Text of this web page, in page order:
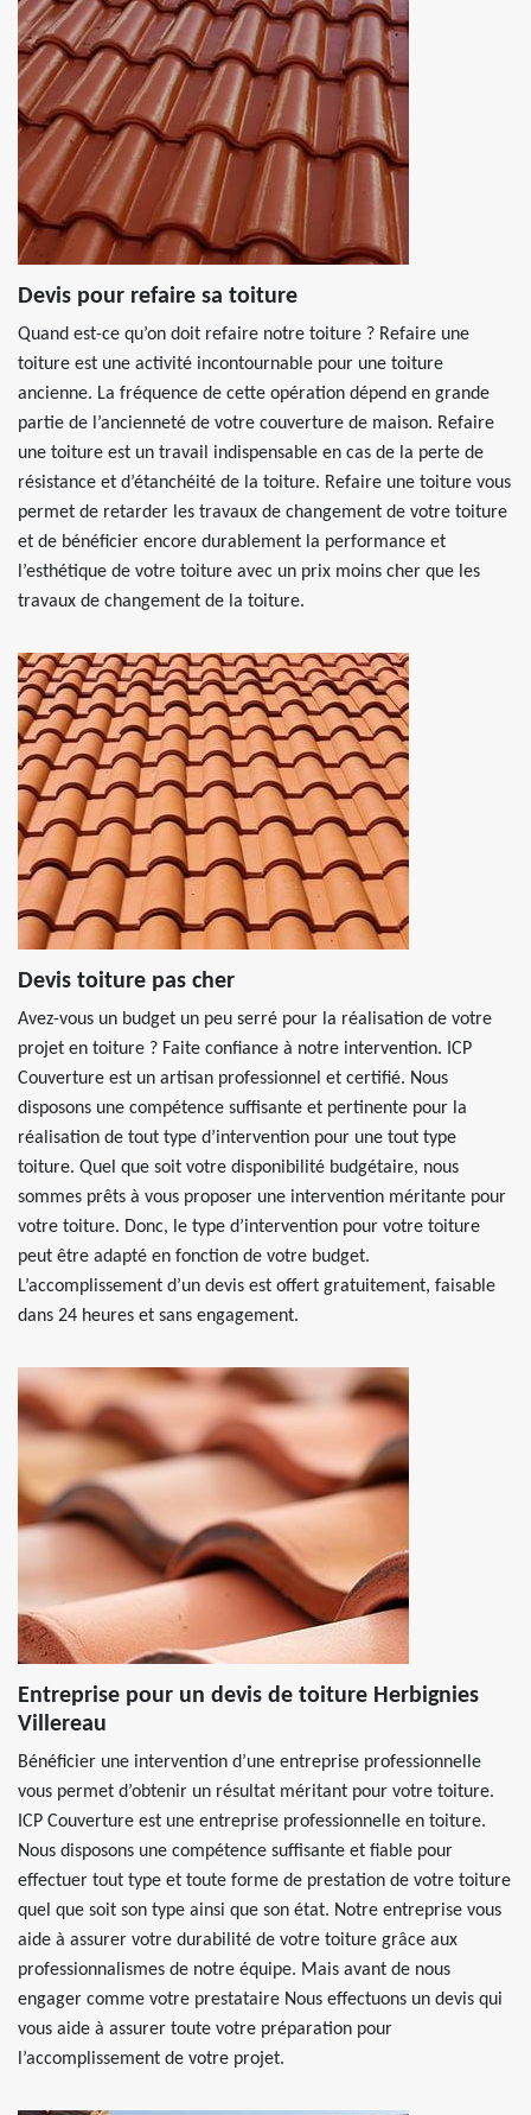
Devis pour refaire sa toiture
Quand est-ce qu’on doit refaire notre toiture ? Refaire une
toiture est une activité incontournable pour une toiture
ancienne. La fréquence de cette opération dépend en grande
partie de l’ancienneté de votre couverture de maison. Refaire
une toiture est un travail indispensable en cas de la perte de
résistance et d’étanchéité de la toiture. Refaire une toiture vous
permet de retarder les travaux de changement de votre toiture
et de bénéficier encore durablement la performance et
l’esthétique de votre toiture avec un prix moins cher que les
travaux de changement de la toiture.
Devis toiture pas cher
Avez-vous un budget un peu serré pour la réalisation de votre
projet en toiture ? Faite confiance à notre intervention. ICP
Couverture est un artisan professionnel et certifié. Nous
disposons une compétence suffisante et pertinente pour la
réalisation de tout type d’intervention pour une tout type
toiture. Quel que soit votre disponibilité budgétaire, nous
sommes prêts à vous proposer une intervention méritante pour
votre toiture. Donc, le type d’intervention pour votre toiture
peut être adapté en fonction de votre budget.
L’accomplissement d’un devis est offert gratuitement, faisable
dans 24 heures et sans engagement.
Entreprise pour un devis de toiture Herbignies
Villereau
Bénéficier une intervention d’une entreprise professionnelle
vous permet d’obtenir un résultat méritant pour votre toiture.
ICP Couverture est une entreprise professionnelle en toiture.
Nous disposons une compétence suffisante et fiable pour
effectuer tout type et toute forme de prestation de votre toiture
quel que soit son type ainsi que son état. Notre entreprise vous
aide à assurer votre durabilité de votre toiture grâce aux
professionnalismes de notre équipe. Mais avant de nous
engager comme votre prestataire Nous effectuons un devis qui
vous aide à assurer toute votre préparation pour
l’accomplissement de votre projet.